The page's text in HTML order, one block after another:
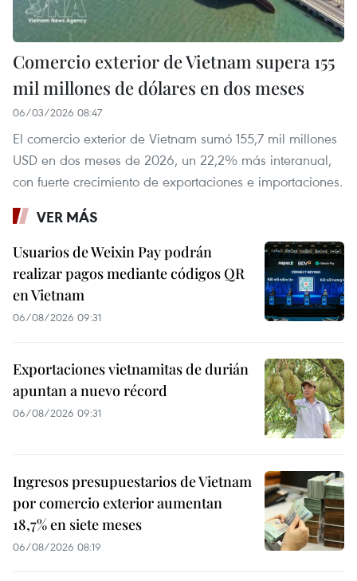
Comercio exterior de Vietnam supera 155
mil millones de dólares en dos meses
06/03/2026 08:47
El comercio exterior de Vietnam sumó 155,7 mil millones
USD en dos meses de 2026, un 22,2% más interanual,
con fuerte crecimiento de exportaciones e importaciones.
VER MÁS
Usuarios de Weixin Pay podrán
realizar pagos mediante códigos QR
en Vietnam
06/08/2026 09:31
Exportaciones vietnamitas de durián
apuntan a nuevo récord
06/08/2026 09:31
Ingresos presupuestarios de Vietnam
por comercio exterior aumentan
18,7% en siete meses
06/08/2026 08:19